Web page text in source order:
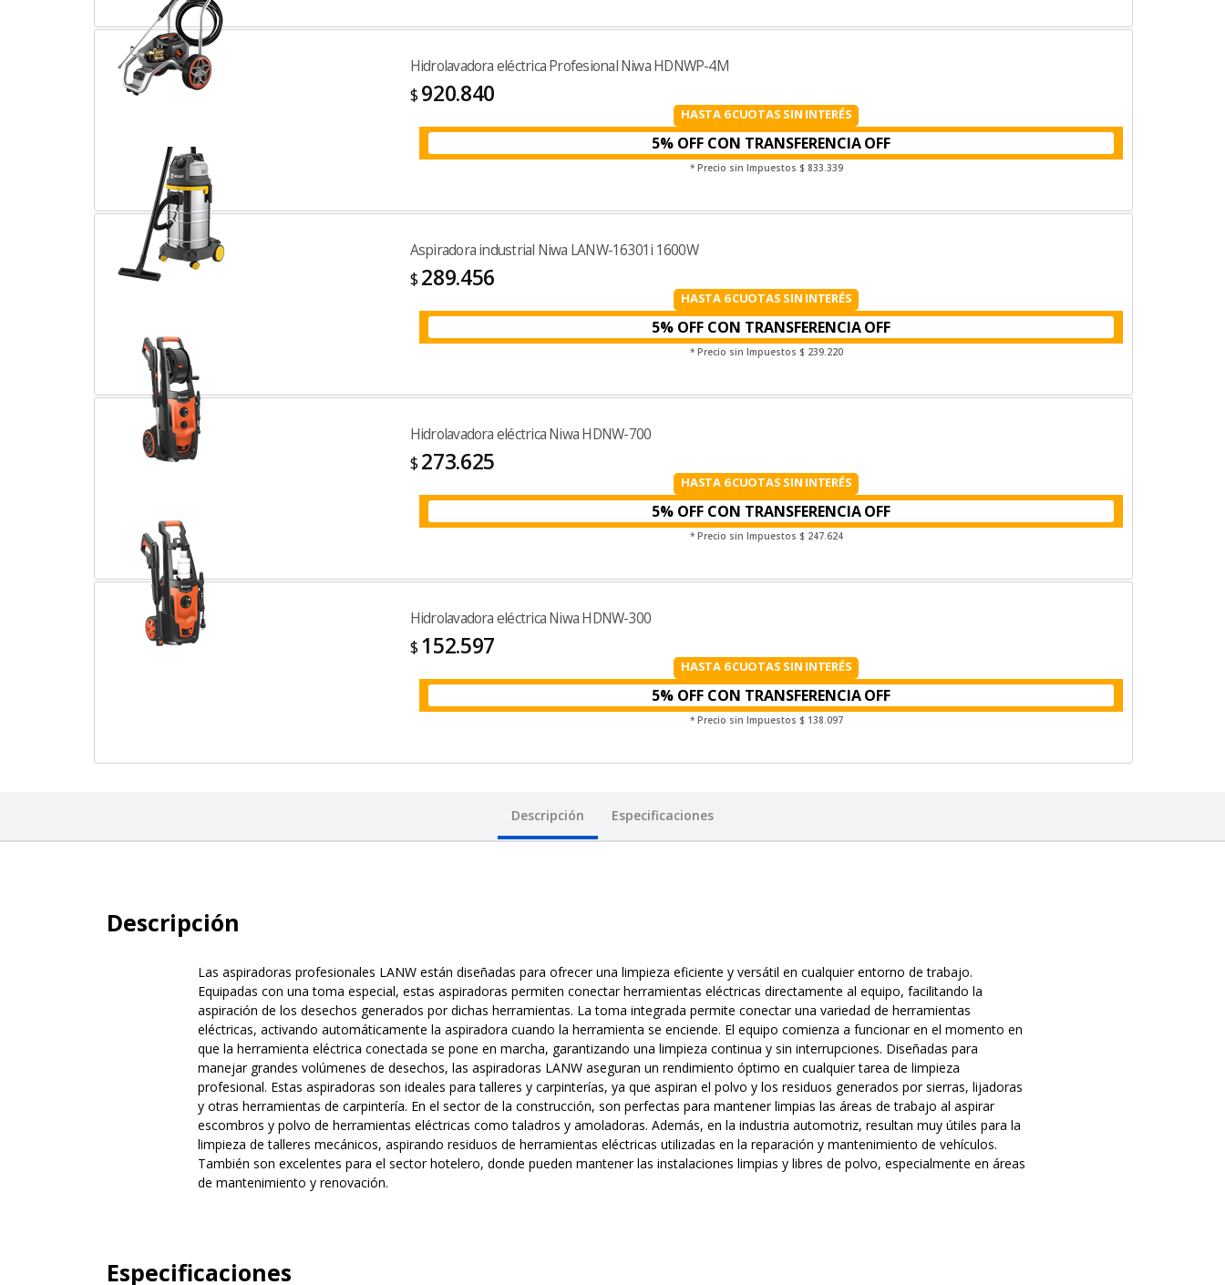
Hidrolavadora eléctrica Profesional Niwa HDNWP-4M
$ 920.840
HASTA 6 CUOTAS SIN INTERÉS
5% OFF CON TRANSFERENCIA
* Precio sin Impuestos $ 833.339
Aspiradora industrial Niwa LANW-16301i 1600W
$ 289.456
HASTA 6 CUOTAS SIN INTERÉS
5% OFF CON TRANSFERENCIA
* Precio sin Impuestos $ 239.220
Hidrolavadora eléctrica Niwa HDNW-700
$ 273.625
HASTA 6 CUOTAS SIN INTERÉS
5% OFF CON TRANSFERENCIA
* Precio sin Impuestos $ 247.624
Hidrolavadora eléctrica Niwa HDNW-300
$ 152.597
HASTA 6 CUOTAS SIN INTERÉS
5% OFF CON TRANSFERENCIA
* Precio sin Impuestos $ 138.097
Descripción Especificaciones
Descripción
Las aspiradoras profesionales LANW están diseñadas para ofrecer una limpieza eficiente y versátil en cualquier entorno de trabajo.
Equipadas con una toma especial, estas aspiradoras permiten conectar herramientas eléctricas directamente al equipo, facilitando la
aspiración de los desechos generados por dichas herramientas. La toma integrada permite conectar una variedad de herramientas
eléctricas, activando automáticamente la aspiradora cuando la herramienta se enciende. El equipo comienza a funcionar en el momento en
que la herramienta eléctrica conectada se pone en marcha, garantizando una limpieza continua y sin interrupciones. Diseñadas para
manejar grandes volúmenes de desechos, las aspiradoras LANW aseguran un rendimiento óptimo en cualquier tarea de limpieza
profesional. Estas aspiradoras son ideales para talleres y carpinterías, ya que aspiran el polvo y los residuos generados por sierras, lijadoras
y otras herramientas de carpintería. En el sector de la construcción, son perfectas para mantener limpias las áreas de trabajo al aspirar
escombros y polvo de herramientas eléctricas como taladros y amoladoras. Además, en la industria automotriz, resultan muy útiles para la
limpieza de talleres mecánicos, aspirando residuos de herramientas eléctricas utilizadas en la reparación y mantenimiento de vehículos.
También son excelentes para el sector hotelero, donde pueden mantener las instalaciones limpias y libres de polvo, especialmente en áreas
de mantenimiento y renovación.
Especificaciones